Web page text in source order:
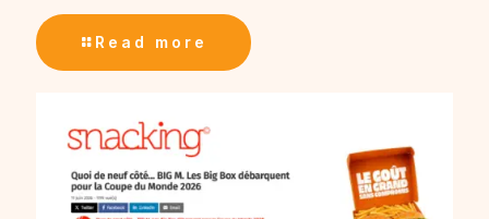
Read more